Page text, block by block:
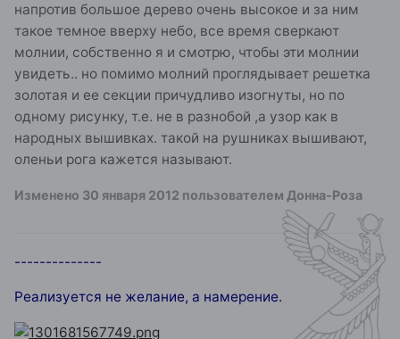
напротив большое дерево очень высокое и за ним
такое темное вверху небо, все время сверкают
молнии, собственно я и смотрю, чтобы эти молнии
увидеть.. но помимо молний проглядывает решетка
золотая и ее секции причудливо изогнуты, но по
одному рисунку, т.е. не в разнобой ,а узор как в
народных вышивках. такой на рушниках вышивают,
оленьи рога кажется называют.
Изменено 30 января 2012 пользователем Донна-Роза
--------------
Реализуется не желание, а намерение.